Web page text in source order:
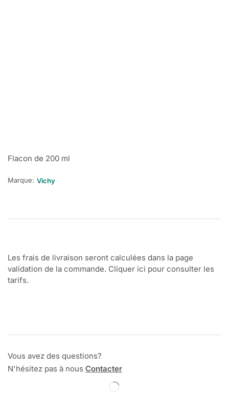
Flacon de 200 ml
Marque: Vichy
Les frais de livraison seront calculées dans la page
validation de la commande. Cliquer ici pour consulter les
tarifs.
Vous avez des questions?
N'hésitez pas à nous Contacter